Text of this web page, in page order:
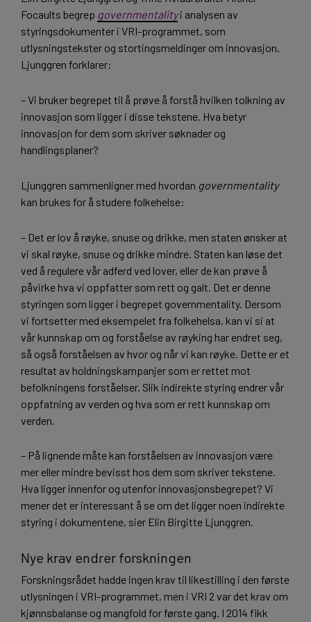
Focaults begrep governmentalityi analysen av
styringsdokumenter i VRI-programmet, som
utlysningstekster og stortingsmeldinger om innovasjon.
Ljunggren forklarer:
– Vi bruker begrepet til å prøve å forstå hvilken tolkning av
innovasjon som ligger i disse tekstene. Hva betyr
innovasjon for dem som skriver søknader og
handlingsplaner?
Ljunggren sammenligner med hvordan governmentality
kan brukes for å studere folkehelse:
– Det er lov å røyke, snuse og drikke, men staten ønsker at
vi skal røyke, snuse og drikke mindre. Staten kan løse det
ved å regulere vår adferd ved lover, eller de kan prøve å
påvirke hva vi oppfatter som rett og galt. Det er denne
styringen som ligger i begrepet governmentality. Dersom
vi fortsetter med eksempelet fra folkehelsa, kan vi si at
vår kunnskap om og forståelse av røyking har endret seg,
så også forståelsen av hvor og når vi kan røyke. Dette er et
resultat av holdningskampanjer som er rettet mot
befolkningens forståelser. Slik indirekte styring endrer vår
oppfatning av verden og hva som er rett kunnskap om
verden.
– På lignende måte kan forståelsen av innovasjon være
mer eller mindre bevisst hos dem som skriver tekstene.
Hva ligger innenfor og utenfor innovasjonsbegrepet? Vi
mener det er interessant å se om det ligger noen indirekte
styring i dokumentene, sier Elin Birgitte Ljunggren.
Nye krav endrer forskningen
Forskningsrådet hadde ingen krav til likestilling i den første
utlysningen i VRI-programmet, men i VRI 2 var det krav om
kjønnsbalanse og mangfold for første gang. I 2014 fikk